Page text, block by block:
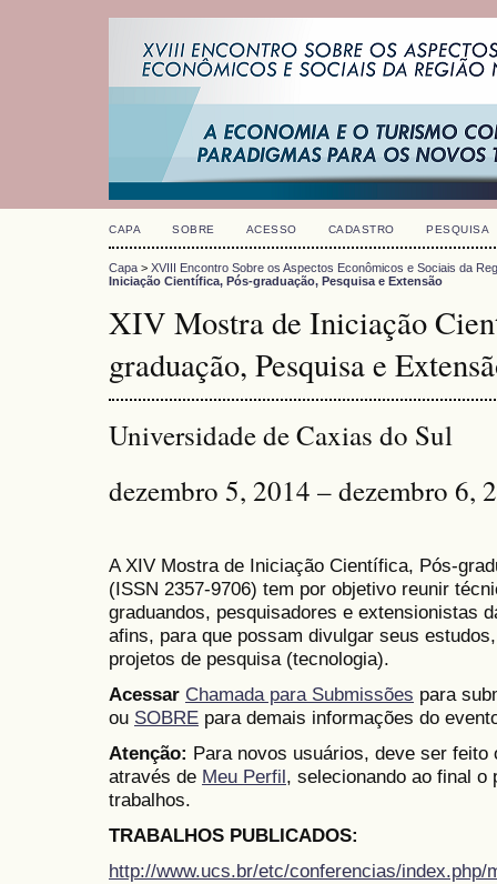
CAPA SOBRE ACESSO CADASTRO PESQUISA
Capa > XVIII Encontro Sobre os Aspectos Econômicos e Sociais da
Iniciação Científica, Pós-graduação, Pesquisa e Extensão
XIV Mostra de Iniciação
graduação, Pesquisa e
Universidade de Caxias do Sul
dezembro 5, 2014 – dezembro 6,
A XIV Mostra de Iniciação Científica, Pós-
(ISSN 2357-9706) tem por objetivo reunir
graduandos, pesquisadores e extensionistas
afins, para que possam divulgar seus
projetos de pesquisa (tecnologia).
Acessar Chamada para Submissões para
ou SOBRE para demais informações do
Atenção: Para novos usuários, deve ser
através de Meu Perfil, selecionando ao final o
trabalhos.
TRABALHOS PUBLICADOS:
http://www.ucs.br/etc/conferencias/